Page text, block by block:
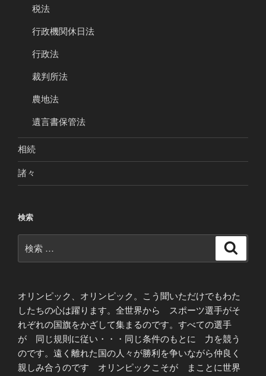
税法
行政機関休日法
行政法
裁判所法
農地法
遺言書保管法
相続
諸々
検索
索:
オリンピック、オリンピック。こう聞いただけでもわた
したちの心は躍ります。全世界から スポーツ選手がそ
れぞれの国旗をかざして集まるのです。すべての選手
が 同じ規則に従い・・・同じ条件のもとに 力を競う
のです。遠く離れた国の人々が勝利を争いながら仲良く
親しみ合うのです オリンピックこそが まことに世界